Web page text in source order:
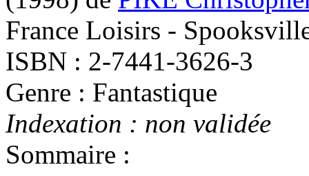
France Loisirs -
ISBN : 2-7441-3626-3
Genre : Fantastique
Indexation : non validée
Sommaire :